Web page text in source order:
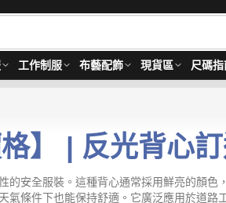
工作制服 布藝配飾 現貨區 尺碼指
格】 | 反光背心
的安全服裝。這種背心通常採用鮮亮的顏
條件下也能保持舒適。它廣泛應用於道